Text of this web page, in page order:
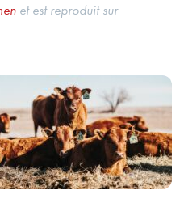
et est reproduit sur